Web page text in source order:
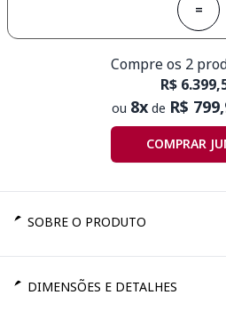
=
Compre os 2
R$
ou 8x de R$
COMPRAR
SOBRE O PRODUTO
DIMENSÕES E DETALHES